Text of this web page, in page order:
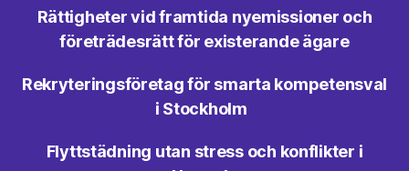
Rättigheter vid framtida nyemissioner och
företrädesrätt för existerande ägare
Rekryteringsföretag för smarta kompetensval
i Stockholm
Flyttstädning utan stress och konflikter i